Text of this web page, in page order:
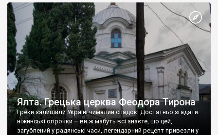
Ялта. Грецька церква Феодора Тирона
Греки залишили Україні чималий спадок. Достатньо згадати
ніжинські огірочки – ви ж мабуть всі знаєте, що цей,
загублений у радянські часи, легендарний рецепт привезли у